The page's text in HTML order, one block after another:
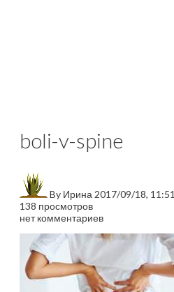
boli-v-spine
By Ирина 2017/09/18, 11:51
138 просмотров
нет комментариев